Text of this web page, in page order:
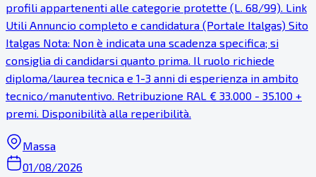
profili appartenenti alle categorie protette (L. 68/99). Link
Utili Annuncio completo e candidatura (Portale Italgas) Sito
Italgas Nota: Non è indicata una scadenza specifica; si
consiglia di candidarsi quanto prima. Il ruolo richiede
diploma/laurea tecnica e 1-3 anni di esperienza in ambito
tecnico/manutentivo. Retribuzione RAL € 33.000 - 35.100 +
premi. Disponibilità alla reperibilità.
Massa
01/08/2026